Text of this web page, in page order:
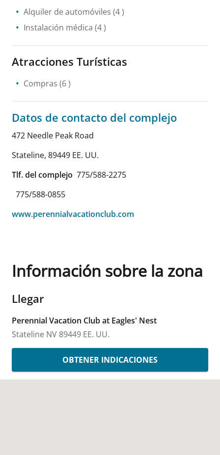
Alquiler de automóviles (4 )
Instalación médica (4 )
Atracciones Turísticas
Compras (6 )
Datos de contacto del complejo
472 Needle Peak Road
Stateline, 89449 EE. UU.
Tlf. del complejo 775/588-2275
775/588-0855
www.perennialvacationclub.com
Información sobre la zona
Llegar
Perennial Vacation Club at Eagles' Nest
Stateline NV 89449 EE. UU.
OBTENER INDICACIONES